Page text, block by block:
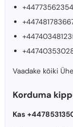
Vaadake kõiki
Korduma
Kas